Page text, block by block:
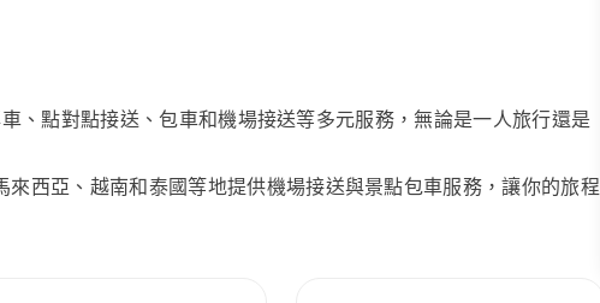
、點對點接送、包車和機場接送等多元服務，無論是一人旅行還是
西亞、越南和泰國等地提供機場接送與景點包車服務，讓你的旅程